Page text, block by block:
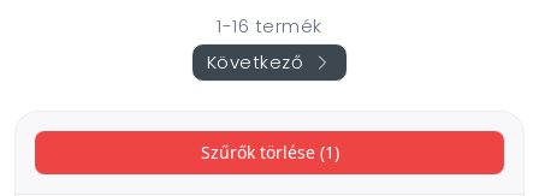
Szűrők törlése (1)
1-16 termék
Következő